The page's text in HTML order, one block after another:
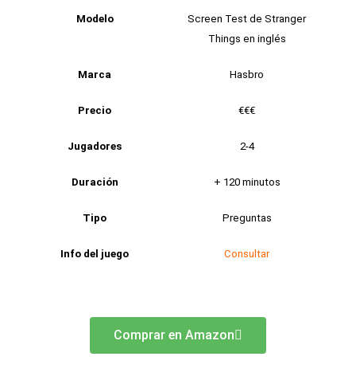
Modelo
Screen Test de Stranger
Things en inglés
Marca Hasbro
Precio €€€
Jugadores 2-4
Duración + 120 minutos
Tipo Preguntas
Info del juego Consultar
Comprar en Amazon